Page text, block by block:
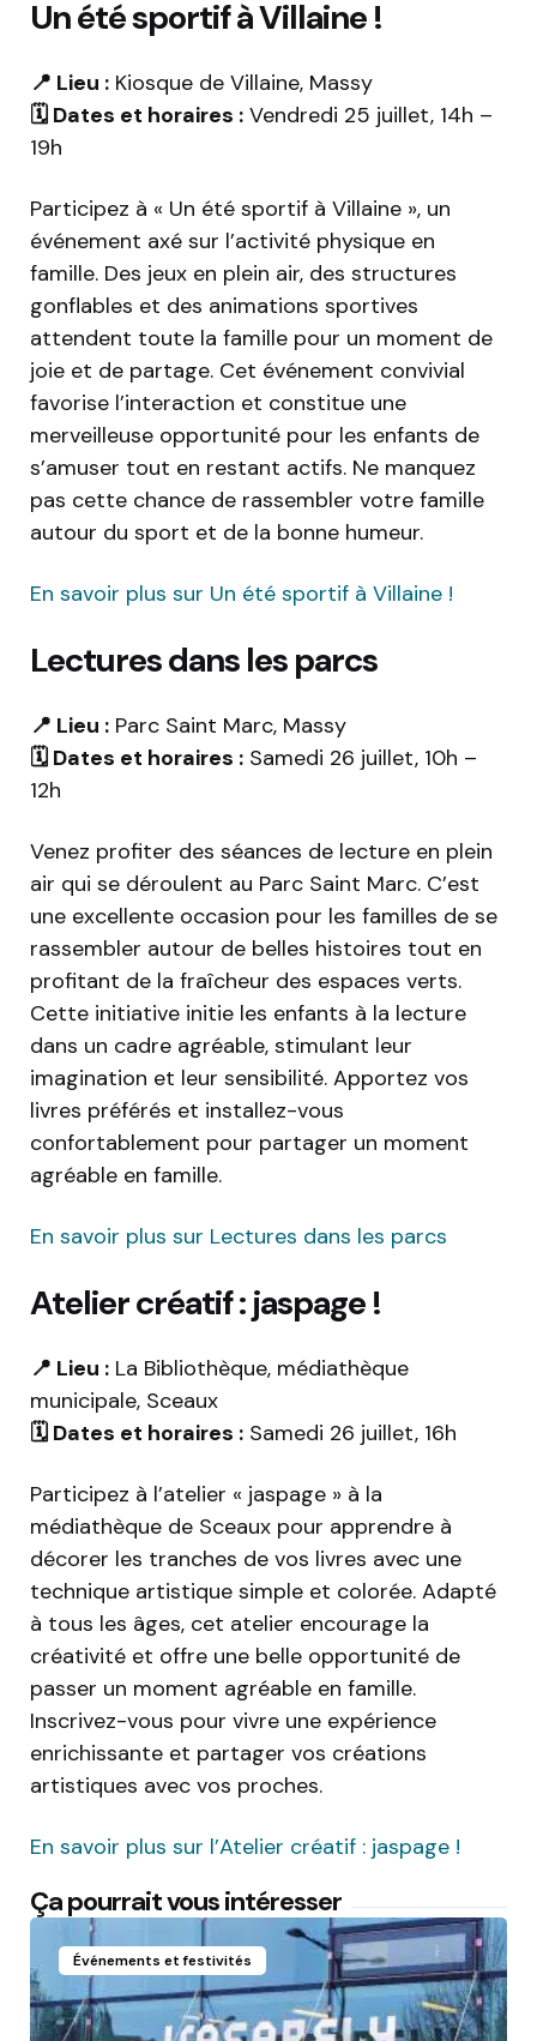
Un été sportif à Villaine !
📍 Lieu : Kiosque de Villaine, Massy
🗓️ Dates et horaires : Vendredi 25 juillet, 14h –
19h
Participez à « Un été sportif à Villaine », un
événement axé sur l’activité physique en
famille. Des jeux en plein air, des structures
gonflables et des animations sportives
attendent toute la famille pour un moment de
joie et de partage. Cet événement convivial
favorise l’interaction et constitue une
merveilleuse opportunité pour les enfants de
s’amuser tout en restant actifs. Ne manquez
pas cette chance de rassembler votre famille
autour du sport et de la bonne humeur.
En savoir plus sur Un été sportif à Villaine !
Lectures dans les parcs
📍 Lieu : Parc Saint Marc, Massy
🗓️ Dates et horaires : Samedi 26 juillet, 10h –
12h
Venez profiter des séances de lecture en plein
air qui se déroulent au Parc Saint Marc. C’est
une excellente occasion pour les familles de se
rassembler autour de belles histoires tout en
profitant de la fraîcheur des espaces verts.
Cette initiative initie les enfants à la lecture
dans un cadre agréable, stimulant leur
imagination et leur sensibilité. Apportez vos
livres préférés et installez-vous
confortablement pour partager un moment
agréable en famille.
En savoir plus sur Lectures dans les parcs
Atelier créatif : jaspage !
📍 Lieu : La Bibliothèque, médiathèque
municipale, Sceaux
🗓️ Dates et horaires : Samedi 26 juillet, 16h
Participez à l’atelier « jaspage » à la
médiathèque de Sceaux pour apprendre à
décorer les tranches de vos livres avec une
technique artistique simple et colorée. Adapté
à tous les âges, cet atelier encourage la
créativité et offre une belle opportunité de
passer un moment agréable en famille.
Inscrivez-vous pour vivre une expérience
enrichissante et partager vos créations
artistiques avec vos proches.
En savoir plus sur l’Atelier créatif : jaspage !
Ça pourrait vous intéresser
Événements et festivités